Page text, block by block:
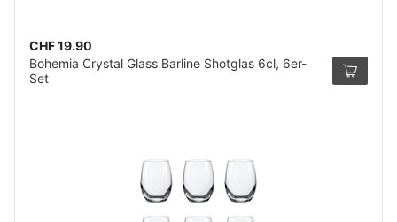
CHF 19.90
Bohemia Crystal Glass Barline Shotglas 6cl, 6er-
Set